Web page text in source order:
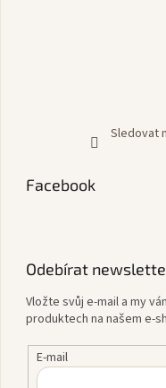
Sledovat
Facebook
Odebírat
Vložte svůj e-mail a my
produktech na našem e-
E-mail